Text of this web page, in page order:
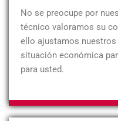
No se preocupe por
técnico valoramos su
ello ajustamos
situación económica
para usted.